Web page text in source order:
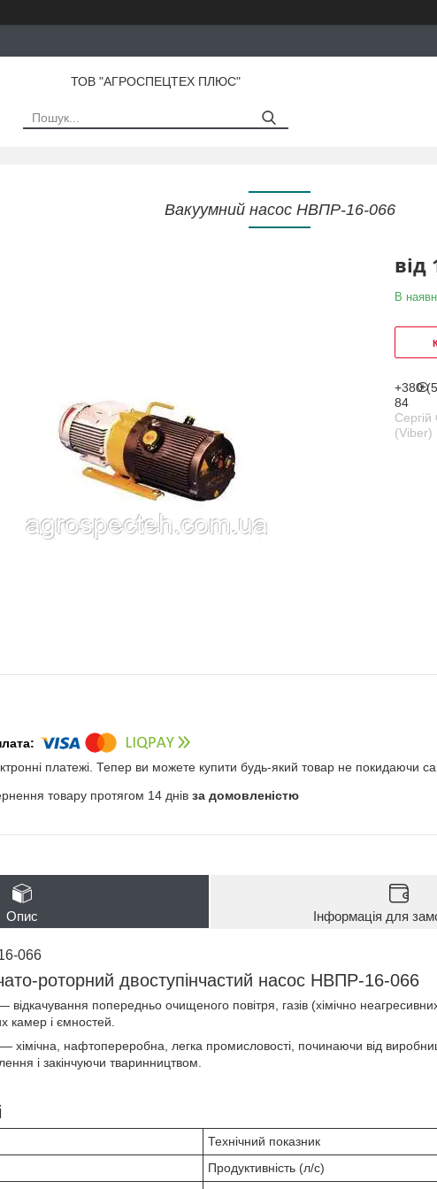
ТОВ "АГРОСПЕЦТЕХ ПЛЮС"
Вакуумний насос НВПР-16-066
від
В
+380
84
Сергій
(Viber)
платежі. Тепер ви можете купити будь-який товар не покидаючи
товару протягом 14 днів за домовленістю
Опис Інформація для
066
роторний двоступінчастий насос НВПР-16-066
попередньо очищеного повітря, газів (хімічно
камер і ємностей.
нафтопереробна, легка промисловості, починаючи від
і закінчуючи тваринництвом.
Технічний показник
Продуктивність (л/с)